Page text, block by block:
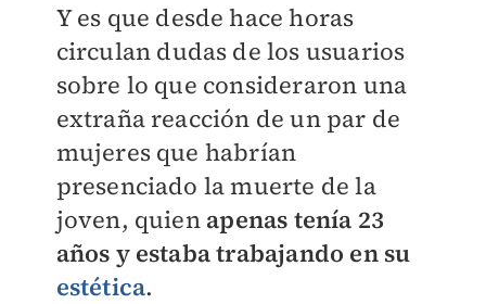
Y es que desde hace horas
circulan dudas de los usuarios
sobre lo que consideraron una
extraña reacción de un par de
mujeres que habrían
presenciado la muerte de la
joven, quien apenas tenía 23
años y estaba trabajando en su
estética.